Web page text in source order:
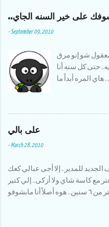
m
e
على خير السنه الجاي
- September 09, 2010
شو إنو مرق
حتى كل سنه أنا
هاي المره أبداً ما
وأخواتي وقت حلو
وعلى أكلات
يصيرو يضحكو على
لله برامج رمضان
عن كل سنه،،
على بالي
- March 28, 2010
للمدير.. إلا أجى عبالي كعك
مع كاسة شاي ولا أزكى.. إلي كتير
زمان مش ماكله من هادا الكعك.. أكتر من ٦ سنين.. هوه أصلاً أنا مابشوفو
ما صفينا السيارة إلا بمرقة العمو